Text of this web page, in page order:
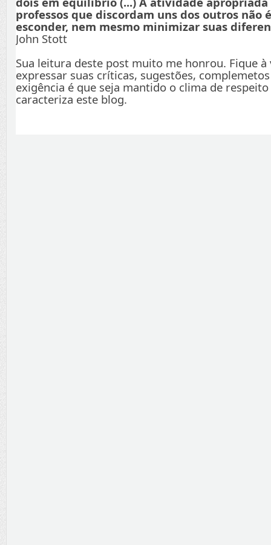
professos que discordam uns dos outros não
esconder, nem mesmo minimizar suas
John Stott
Sua leitura deste post muito me honrou. Fique à
expressar suas críticas, sugestões,
exigência é que seja mantido o clima de
caracteriza este blog.